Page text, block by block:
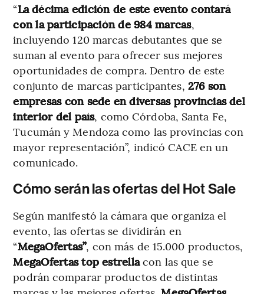
“La décima edición de este evento contará
con la participación de 984 marcas,
incluyendo 120 marcas debutantes que se
suman al evento para ofrecer sus mejores
oportunidades de compra. Dentro de este
conjunto de marcas participantes, 276 son
empresas con sede en diversas provincias del
interior del país, como Córdoba, Santa Fe,
Tucumán y Mendoza como las provincias con
mayor representación”, indicó CACE en un
comunicado.
Cómo serán las ofertas del Hot Sale
Según manifestó la cámara que organiza el
evento, las ofertas se dividirán en
“MegaOfertas”, con más de 15.000 productos,
MegaOfertas top estrellacon las que se
podrán comparar productos de distintas